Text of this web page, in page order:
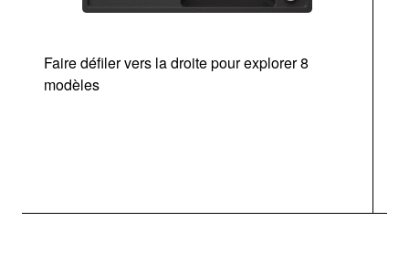
Faire défiler vers la droite pour explorer 8
modèles